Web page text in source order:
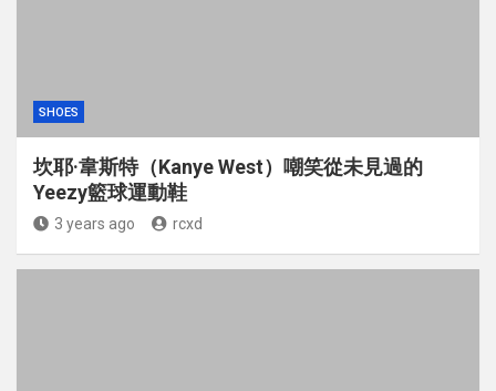
SHOES
坎耶·韋斯特（Kanye West）嘲笑從未見過的
Yeezy籃球運動鞋
3 years ago rcxd